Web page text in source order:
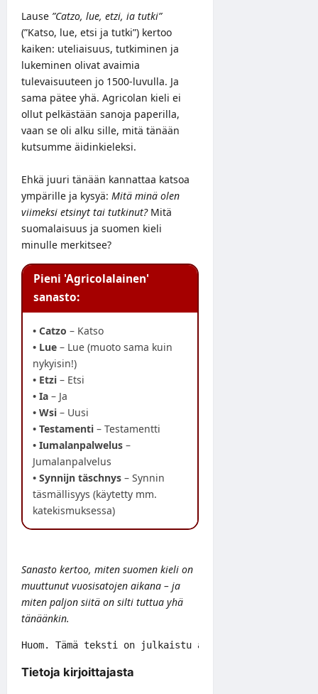
Lause ”Catzo, lue, etzi, ia tutki”
(”Katso, lue, etsi ja tutki”) kertoo
kaiken: uteliaisuus, tutkiminen ja
lukeminen olivat avaimia
tulevaisuuteen jo 1500-luvulla. Ja
sama pätee yhä. Agricolan kieli ei
ollut pelkästään sanoja paperilla,
vaan se oli alku sille, mitä tänään
kutsumme äidinkieleksi.
Ehkä juuri tänään kannattaa katsoa
ympärille ja kysyä: Mitä minä olen
viimeksi etsinyt tai tutkinut?Mitä
suomalaisuus ja suomen kieli
minulle merkitsee?
Pieni 'Agricolalainen'
sanasto:
• Catzo – Katso
• Lue – Lue (muoto sama kuin
nykyisin!)
• Etzi – Etsi
• Ia – Ja
• Wsi – Uusi
• Testamenti – Testamentti
• Iumalanpalwelus –
Jumalanpalvelus
• Synnijn täschnys – Synnin
täsmällisyys (käytetty mm.
katekismuksessa)
Sanasto kertoo, miten suomen kieli on
muuttunut vuosisatojen aikana – ja
miten paljon siitä on silti tuttua yhä
tänäänkin.
Huom. Tämä teksti on julkaistu alun perin
Tietoja kirjoittajasta